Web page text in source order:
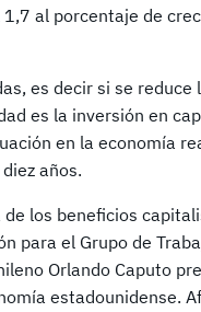
al porcentaje de
es decir si se reduce
es la inversión en
en la economía
años.
los beneficios
para el Grupo de
Orlando Caputo
estadounidense.